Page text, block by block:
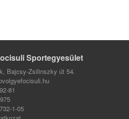
Sportegyesület
Bajcsy-Zsilinszky út 54.
81
1-05